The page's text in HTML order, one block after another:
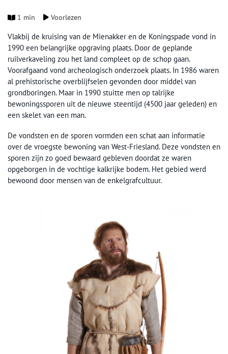
1 min Voorlezen
Vlakbij de kruising van de Mienakker en de Koningspade vond in
1990 een belangrijke opgraving plaats. Door de geplande
ruilverkaveling zou het land compleet op de schop gaan.
Voorafgaand vond archeologisch onderzoek plaats. In 1986 waren
al prehistorische overblijfselen gevonden door middel van
grondboringen. Maar in 1990 stuitte men op talrijke
bewoningssporen uit de nieuwe steentijd (4500 jaar geleden) en
een skelet van een man.
De vondsten en de sporen vormden een schat aan informatie
over de vroegste bewoning van West-Friesland. Deze vondsten en
sporen zijn zo goed bewaard gebleven doordat ze waren
opgeborgen in de vochtige kalkrijke bodem. Het gebied werd
bewoond door mensen van de enkelgrafcultuur.